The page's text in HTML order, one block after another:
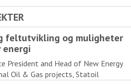
feltutvikling og muligheter
energi
President and Head of New Energy
Oil & Gas projects, Statoil